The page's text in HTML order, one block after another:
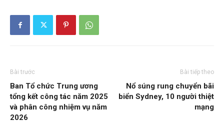
Bài trước
Ban Tổ chức Trung ương
tổng kết công tác năm 2025
và phân công nhiệm vụ năm
2026
Bài tiếp theo
Nổ súng rung chuyển bãi
biển Sydney, 10 người thiệt
mạng